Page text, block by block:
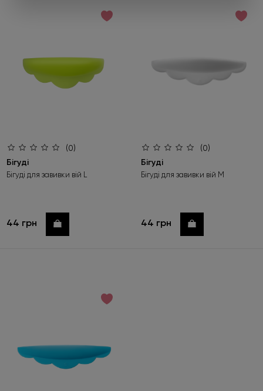
(0)
Бігуді
Бігуді для завивки вій L
44 грн Купити
(0)
Бігуді
Бігуді для завивки вій M
44 грн Купити
обирайте подарунок
Під час оформлення не забудьте натиснути «Обрати
подарунок». Пропозиція діє лише до 01.09.2026.